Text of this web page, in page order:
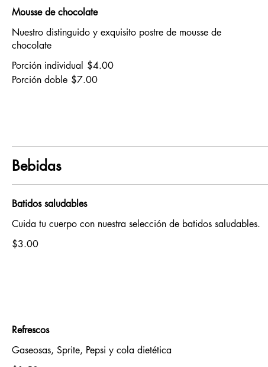
Mousse de chocolate
Nuestro distinguido y exquisito postre de mousse de
chocolate
Porción individual $4.00
Porción doble $7.00
Bebidas
Batidos saludables
Cuida tu cuerpo con nuestra selección de batidos saludables.
$3.00
Refrescos
Gaseosas, Sprite, Pepsi y cola dietética